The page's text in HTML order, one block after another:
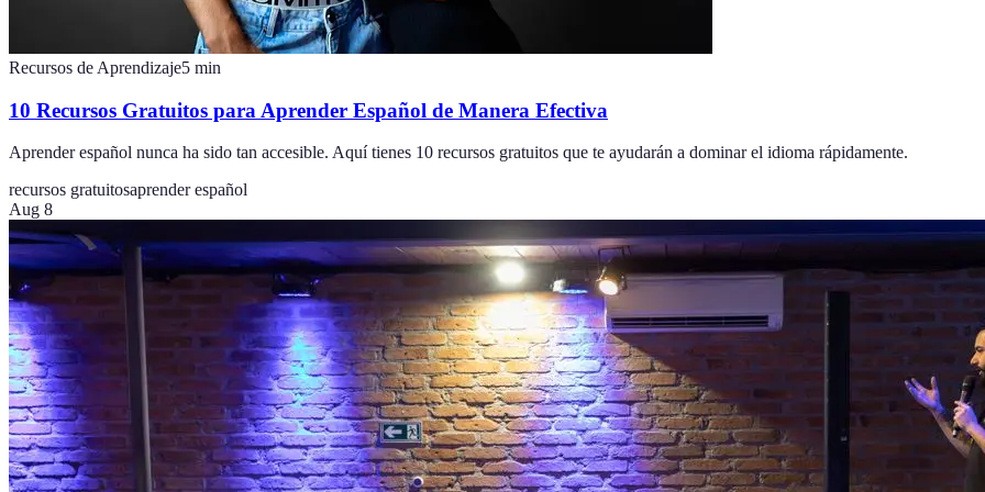
Recursos de Aprendizaje5 min
10 Recursos Gratuitos para Aprender Español de Manera Efectiva
Aprender español nunca ha sido tan accesible. Aquí tienes 10 recursos gratuitos que te ayudarán a dominar el idioma rápidamente.
recursos gratuitosaprender español
Aug 8